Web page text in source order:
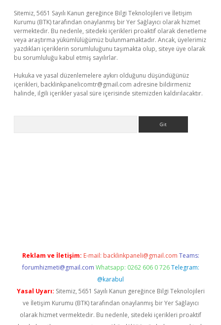
Sitemiz, 5651 Sayılı Kanun gereğince Bilgi Teknolojileri ve İletişim
Kurumu (BTK) tarafından onaylanmış bir Yer Sağlayıcı olarak hizmet
vermektedir. Bu nedenle, sitedeki içerikleri proaktif olarak denetleme
veya araştırma yükümlülüğümüz bulunmamaktadır. Ancak, üyelerimiz
yazdıkları içeriklerin sorumluluğunu taşımakta olup, siteye üye olarak
bu sorumluluğu kabul etmiş sayılırlar.
Hukuka ve yasal düzenlemelere aykırı olduğunu düşündüğünüz
içerikleri, backlinkpanelicomtr@gmail.com adresine bildirmeniz
halinde, ilgili içerikler yasal süre içerisinde sitemizden kaldırılacaktır.
Reklam ve İletişim: E-mail: backlinkpaneli@gmail.com Teams:
forumhizmeti@gmail.com Whatsapp: 0262 606 0 726 Telegram:
@karabul
Yasal Uyarı: Sitemiz, 5651 Sayılı Kanun gereğince Bilgi Teknolojileri
ve İletişim Kurumu (BTK) tarafından onaylanmış bir Yer Sağlayıcı
olarak hizmet vermektedir. Bu nedenle, sitedeki içerikleri proaktif